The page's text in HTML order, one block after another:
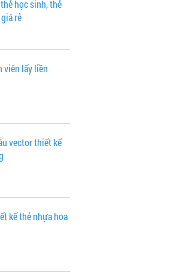
học sinh, thẻ
rẻ
viên lấy liền
vector thiết kế
kế thẻ nhựa hoa